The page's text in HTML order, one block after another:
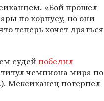
«Бой прошел
по корпусу, но они
теперь хочет драться
судейпобедил
чемпиона мира по
Мексиканец потерпел